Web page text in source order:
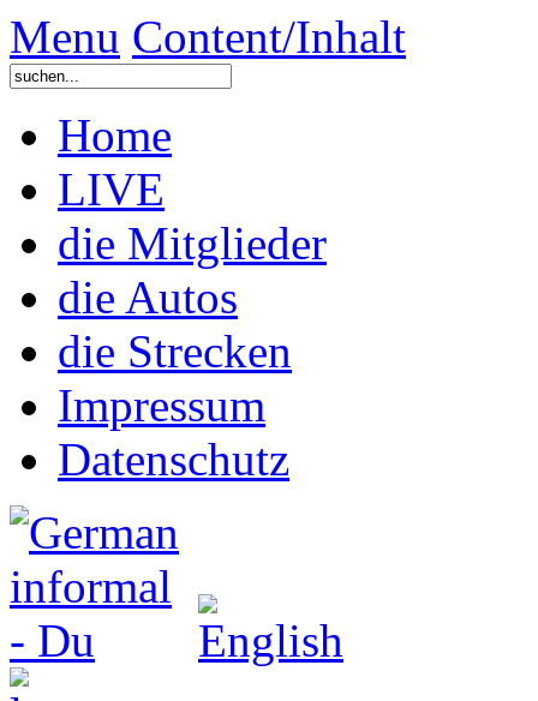
Menu Content/Inhalt
Home
LIVE
die Mitglieder
die Autos
die Strecken
Impressum
Datenschutz